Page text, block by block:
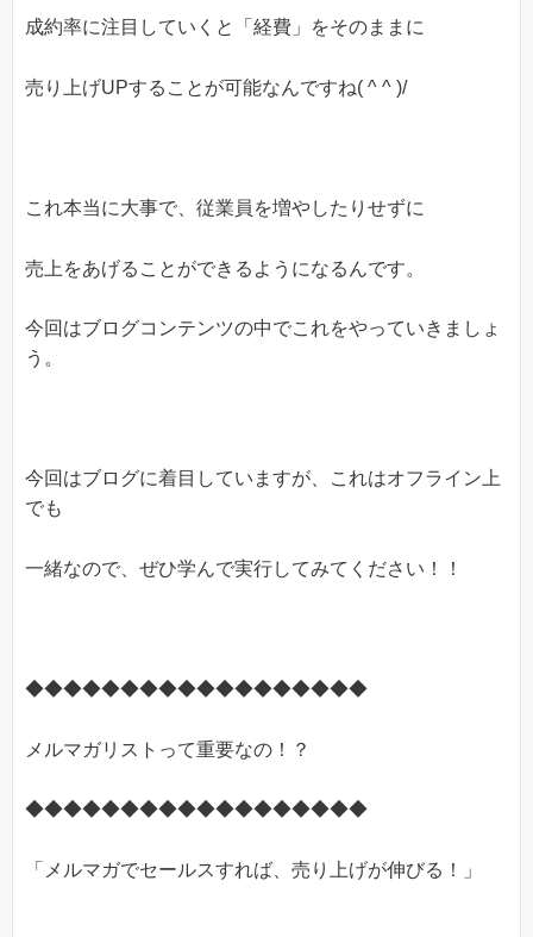
成約率に注目していくと「経費」をそのままに
売り上げUPすることが可能なんですね( ^ ^ )/
これ本当に大事で、従業員を増やしたりせずに
売上をあげることができるようになるんです。
今回はブログコンテンツの中でこれをやっていきましょ
う。
今回はブログに着目していますが、これはオフライン上
でも
一緒なので、ぜひ学んで実行してみてください！！
◆◆◆◆◆◆◆◆◆◆◆◆◆◆◆◆◆◆
メルマガリストって重要なの！？
◆◆◆◆◆◆◆◆◆◆◆◆◆◆◆◆◆◆
「メルマガでセールスすれば、売り上げが伸びる！」